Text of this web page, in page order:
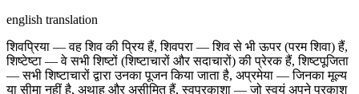
english translation
शिवप्रिया — वह शिव की प्रिय हैं, शिवपरा — शिव से भी ऊपर (परम शिवा) हैं,
शिष्टेष्टा — वे सभी शिष्टों (शिष्टाचारों और सदाचारों) की प्रेरक हैं, शिष्टपूजिता
— सभी शिष्टाचारों द्वारा उनका पूजन किया जाता है, अप्रमेया — जिनका मूल्य
या सीमा नहीं है, अथाह और असीमित हैं, स्वप्रकाशा — जो स्वयं अपने प्रकाश